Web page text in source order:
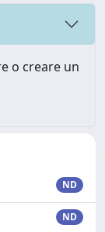
o creare un
ND
ND